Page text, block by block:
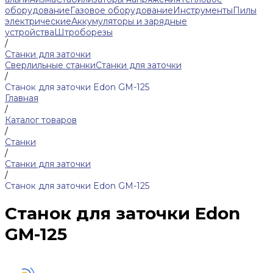
оборудованиеГазовое оборудованиеИнструментыПилы
электрическиеАккумуляторы и зарядные
устройстваШтроборезы
/
Станки для заточки
Сверлильные станкиСтанки для заточки
/
Станок для заточки Edon GM-125
Главная
/
Каталог товаров
/
Станки
/
Станки для заточки
/
Станок для заточки Edon GM-125
Станок для заточки Edon
GM-125